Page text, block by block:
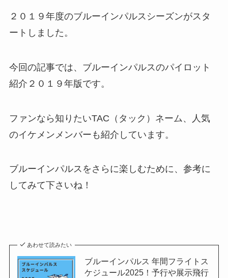
２０１９年度のブルーインパルスシーズンがスタ
ートしました。
今回の記事では、ブルーインパルスのパイロット
紹介２０１９年版です。
ファンなら知りたいTAC（タック）ネーム、人気
のイケメンメンバーも紹介しています。
ブルーインパルスをさらに楽しむために、参考に
してみて下さいね！
あわせて読みたい
ブルーインパルス 年間フライトス
ケジュール2025！予行や展示飛行